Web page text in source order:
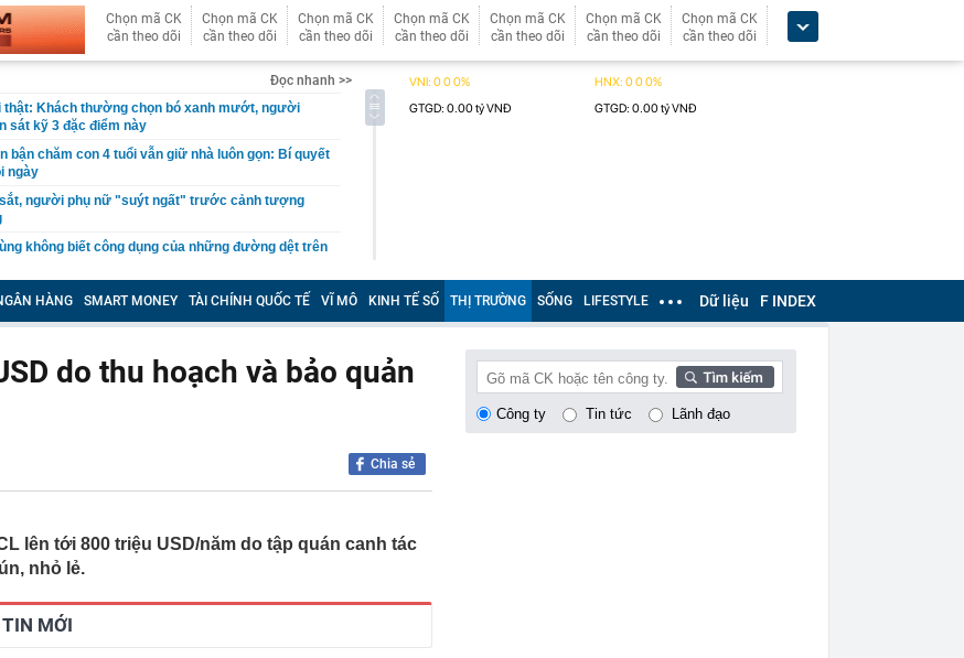
Chọn mã CK
cần theo dõi
Chọn mã CK
cần theo dõi
Chọn mã CK
cần theo dõi
Chọn mã CK
cần theo dõi
Chọn mã CK
cần theo dõi
Chọn mã CK
cần theo dõi
Chọn mã CK
cần theo dõi
Đọc nhanh >>
thật: Khách thường chọn bó xanh mướt, người
sát kỹ 3 đặc điểm này
bận chăm con 4 tuổi vẫn giữ nhà luôn gọn: Bí quyết
ngày
người phụ nữ "suýt ngất" trước cảnh tượng
không biết công dụng của những đường dệt trên
người thân đứng tên loạt xe sang
toàn bộ giao dịch thẻ tại ngân hàng sau sẽ tạm thời
Đức Giang “có biến" sau thông tin quan trọng
thức giao dịch trên HoSE: Chốt trả cổ tức tiền
trong tháng 8
rẻ, Mỹ lập tức tìm tới
167.000 tỷ đồng tại ngân hàng, chiếm hơn một
vì mê khoảng sân, sau một trận ngập mới hiểu
chẳng thấm vào đâu
HÀNG SMART MONEY TÀI CHÍNH QUỐC TẾ VĨ MÔ KINH TẾ SỐ THỊ TRƯỜNG SỐNG LIFESTYLE Dữ liệu F INDEX
do thu hoạch và bảo quản
Chia sẻ
lên tới 800 triệu USD/năm do tập quán canh tác
nhỏ lẻ.
TIN MỚI
Công ty Tin tức Lãnh đạo